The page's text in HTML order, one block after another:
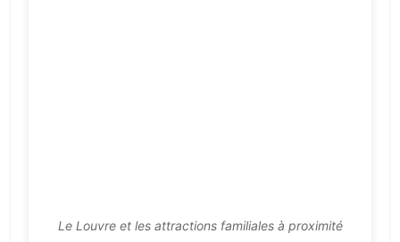
Le Louvre et les attractions familiales à proximité